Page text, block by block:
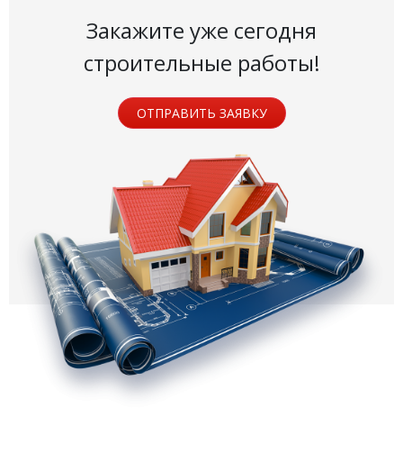
Закажите уже сегодня
строительные работы!
ОТПРАВИТЬ ЗАЯВКУ